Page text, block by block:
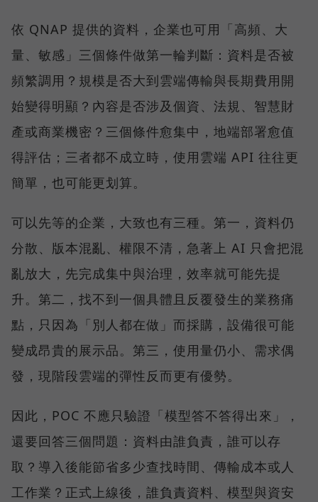
依 QNAP 提供的資料，企業也可用「高頻、大
量、敏感」三個條件做第一輪判斷：資料是否被
頻繁調用？規模是否大到雲端傳輸與長期費用開
始變得明顯？內容是否涉及個資、法規、智慧財
產或商業機密？三個條件愈集中，地端部署愈值
得評估；三者都不成立時，使用雲端 API 往往更
簡單，也可能更划算。
可以先等的企業，大致也有三種。第一，資料仍
分散、版本混亂、權限不清，急著上 AI 只會把混
亂放大，先完成集中與治理，效率就可能先提
升。第二，找不到一個具體且反覆發生的業務痛
點，只因為「別人都在做」而採購，設備很可能
變成昂貴的展示品。第三，使用量仍小、需求偶
發，現階段雲端的彈性反而更有優勢。
因此，POC 不應只驗證「模型答不答得出來」，
還要回答三個問題：資料由誰負責，誰可以存
取？導入後能節省多少查找時間、傳輸成本或人
工作業？正式上線後，誰負責資料、模型與資安